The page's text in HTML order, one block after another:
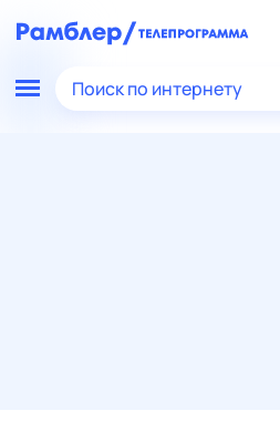
Поиск по интернету